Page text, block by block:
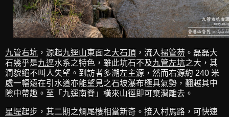
九管右坑 ，源起九逕山東面之大石頂 ，流入掃管芴 。磊磊大
石幾乎是九逕水系之特色，雖此坑石不及九管左坑之大，其
澗貌絕不叫人失望。到訪者多溯左主源，然而右源約 240 米
處一幅遠在引水道亦能望見之石坡瀑布極具氣勢，翻越其中
險中帶趣。至「九逕南脊」橫來山徑即可棄澗離去。
星堤起步，其二期之爛尾樓相當新奇。接入村馬路，可快速